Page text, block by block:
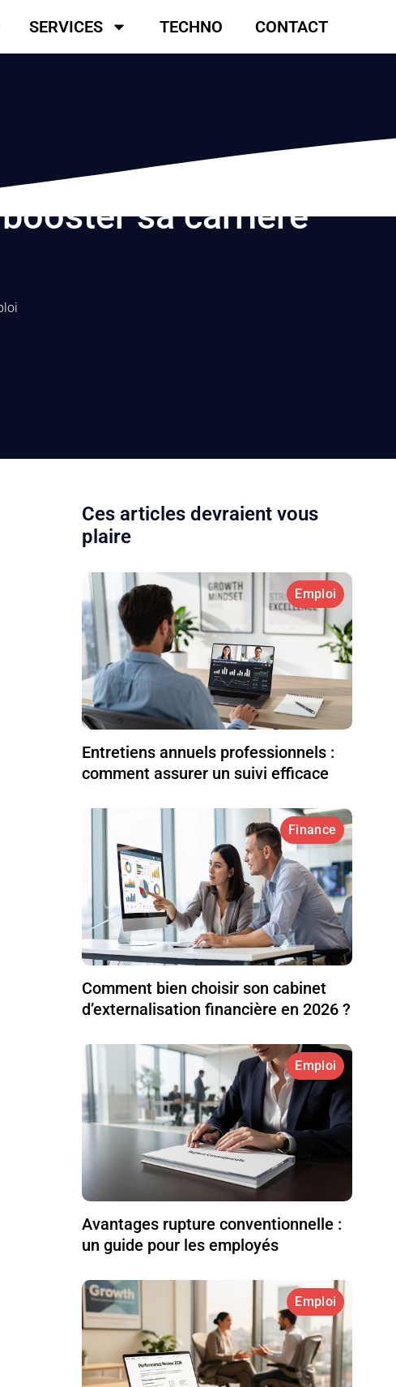
SERVICES TECHNO CONTACT
sa carrière
Ces articles devraient vous
plaire
Emploi
Entretiens annuels professionnels :
comment assurer un suivi efficace
Finance
Comment bien choisir son cabinet
d’externalisation financière en 2026 ?
Emploi
Avantages rupture conventionnelle :
un guide pour les employés
Emploi